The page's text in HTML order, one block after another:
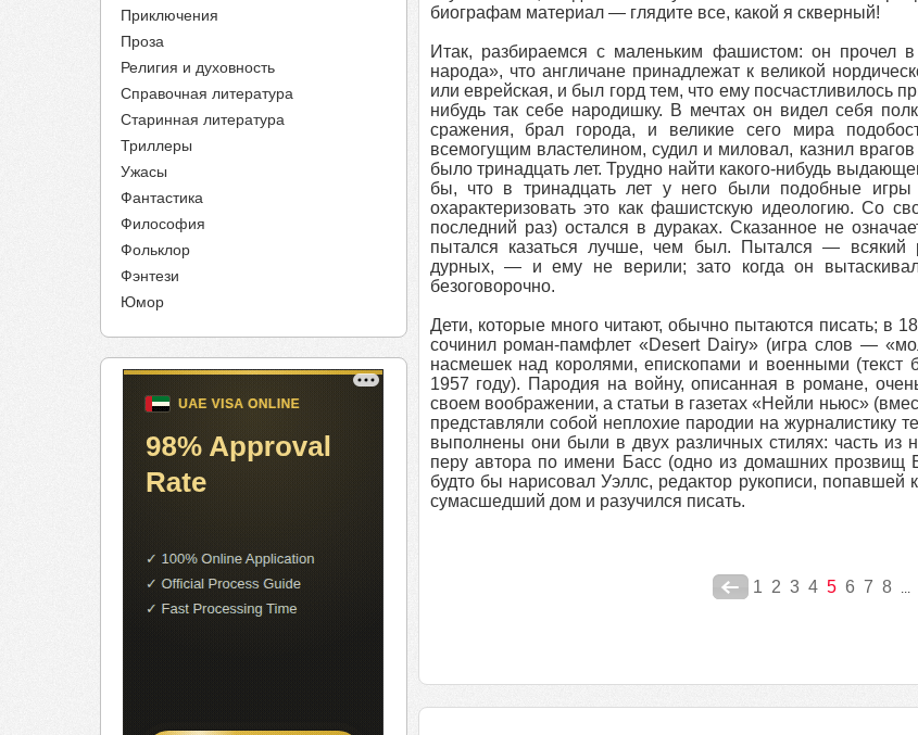
Приключения
Проза
Религия и духовность
Справочная литература
Старинная литература
Триллеры
Ужасы
Фантастика
Философия
Фольклор
Фэнтези
Юмор
биографам материал — глядите все, какой я скверный!
Итак, разбираемся с маленьким фашистом: он прочел
народа», что англичане принадлежат к великой
или еврейская, и был горд тем, что ему посчастливилось
нибудь так себе народишку. В мечтах он видел себя
сражения, брал города, и великие сего мира
всемогущим властелином, судил и миловал, казнил
было тринадцать лет. Трудно найти какого-нибудь
бы, что в тринадцать лет у него были подобные
охарактеризовать это как фашистскую идеологию. Со
последний раз) остался в дураках. Сказанное не
пытался казаться лучше, чем был. Пытался — всякий
дурных, — и ему не верили; зато когда он
безоговорочно.
Дети, которые много читают, обычно пытаются писать; в
сочинил роман-памфлет «Desert Dairy» (игра слов —
насмешек над королями, епископами и военными
1957 году). Пародия на войну, описанная в романе,
своем воображении, а статьи в газетах «Нейли ньюс»
представляли собой неплохие пародии на журналистику
выполнены они были в двух различных стилях: часть из
перу автора по имени Басс (одно из домашних прозвищ
будто бы нарисовал Уэллс, редактор рукописи,
сумасшедший дом и разучился писать.
1 2 3 4 5 6 7 8 ...